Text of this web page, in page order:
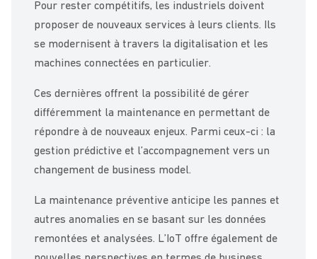
Pour rester compétitifs, les industriels doivent
proposer de nouveaux services à leurs clients. Ils
se modernisent à travers la digitalisation et les
machines connectées en particulier.
Ces dernières offrent la possibilité de gérer
différemment la maintenance en permettant de
répondre à de nouveaux enjeux. Parmi ceux-ci : la
gestion prédictive et l’accompagnement vers un
changement de business model.
La maintenance préventive anticipe les pannes et
autres anomalies en se basant sur les données
remontées et analysées. L’IoT offre également de